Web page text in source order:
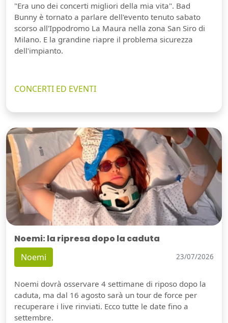
"Era uno dei concerti migliori della mia vita". Bad
Bunny è tornato a parlare dell'evento tenuto sabato
scorso all'Ippodromo La Maura nella zona San Siro di
Milano. E la grandine riapre il problema sicurezza
dell'impianto.
CONCERTI ED EVENTI
Noemi: la ripresa dopo la caduta
Noemi 23/07/2026
Noemi dovrà osservare 4 settimane di riposo dopo la
caduta, ma dal 16 agosto sarà un tour de force per
recuperare i live rinviati. Ecco tutte le date fino a
settembre.